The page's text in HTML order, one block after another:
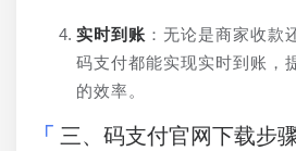
实时到账 ：无论是商家收款
码支付都能实现实时到账，
的效率。
三、码支付官网下载步